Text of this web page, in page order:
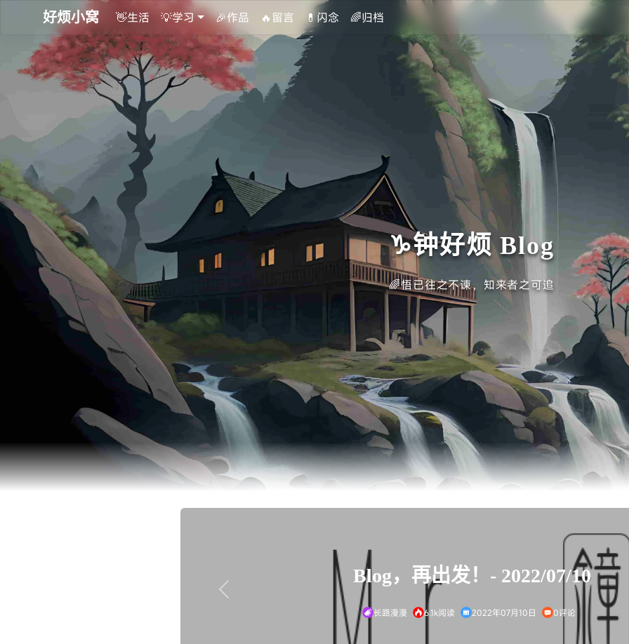
好烦小窝 👋生活 💡学习 🎉作品 🔥留言 💊闪念 🌈归档
♑钟好烦 Blog
🌈悟已往之不谏，知来者之可追
Blog，再出发！- 2022/07/10
长路漫漫 6.1k阅读 2022年07月10日 0评论
Previous